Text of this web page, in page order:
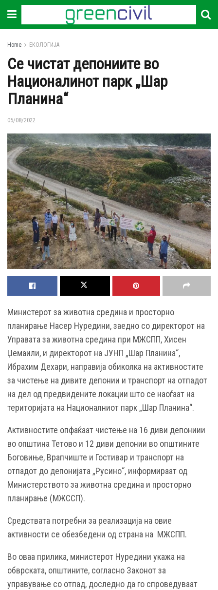
Home ЕКОЛОГИЈА
Се чистат депониите во
Националинот парк „Шар
Планина“
05/08/2022
Министерот за животна средина и просторно
планирање Насер Нуредини, заедно со директорот на
Управата за животна средина при МЖСПП, Хисен
Џемаили, и директорот на ЈУНП „Шар Планина“,
Ибрахим Дехари, направија обиколка на активностите
за чистење на дивите депонии и транспорт на отпадот
на дел од предвидените локации што се наоѓаат на
територијата на Националниот парк „Шар Планина“.
Активностите опфаќаат чистење на 16 диви депониии
во општина Тетово и 12 диви депонии во општините
Боговиње, Врапчиште и Гостивар и транспорт на
отпадот до депонијата „Русино“, информираат од
Министерството за животна средина и просторно
планирање (МЖССП).
Средствата потребни за реализација на овие
активности се обезбедени од страна на МЖСПП.
Во оваа прилика, министерот Нуредини укажа на
обврската, општините, согласно Законот за
управување со отпад, доследно да го спроведуваат